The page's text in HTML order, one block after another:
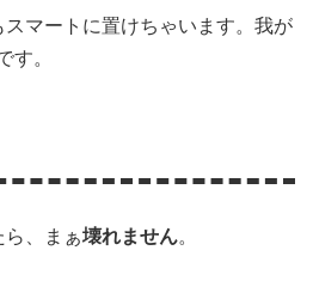
マートに置けちゃいます。我が
。
、まぁ壊れません。